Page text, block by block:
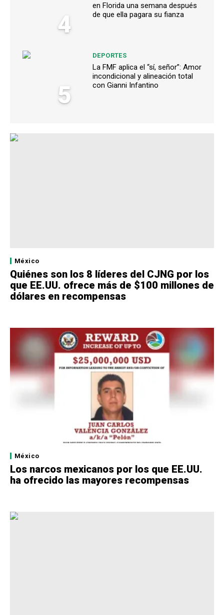
4
en Florida una semana después
de que ella pagara su fianza
5
DEPORTES
La FMF aplica el “sí, señor”: Amor
incondicional y alineación total
con Gianni Infantino
México
Quiénes son los 8 líderes del CJNG por los
que EE.UU. ofrece más de $100 millones de
dólares en recompensas
México
Los narcos mexicanos por los que EE.UU.
ha ofrecido las mayores recompensas